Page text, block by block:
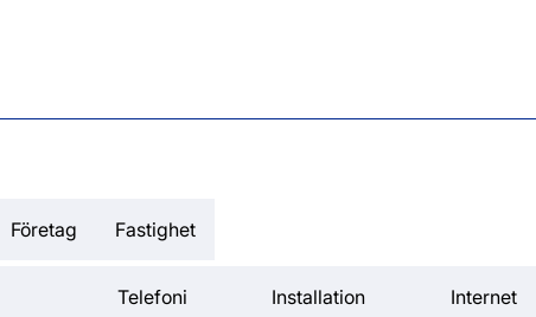
Företag Fastighet
Telefoni Installation Internet